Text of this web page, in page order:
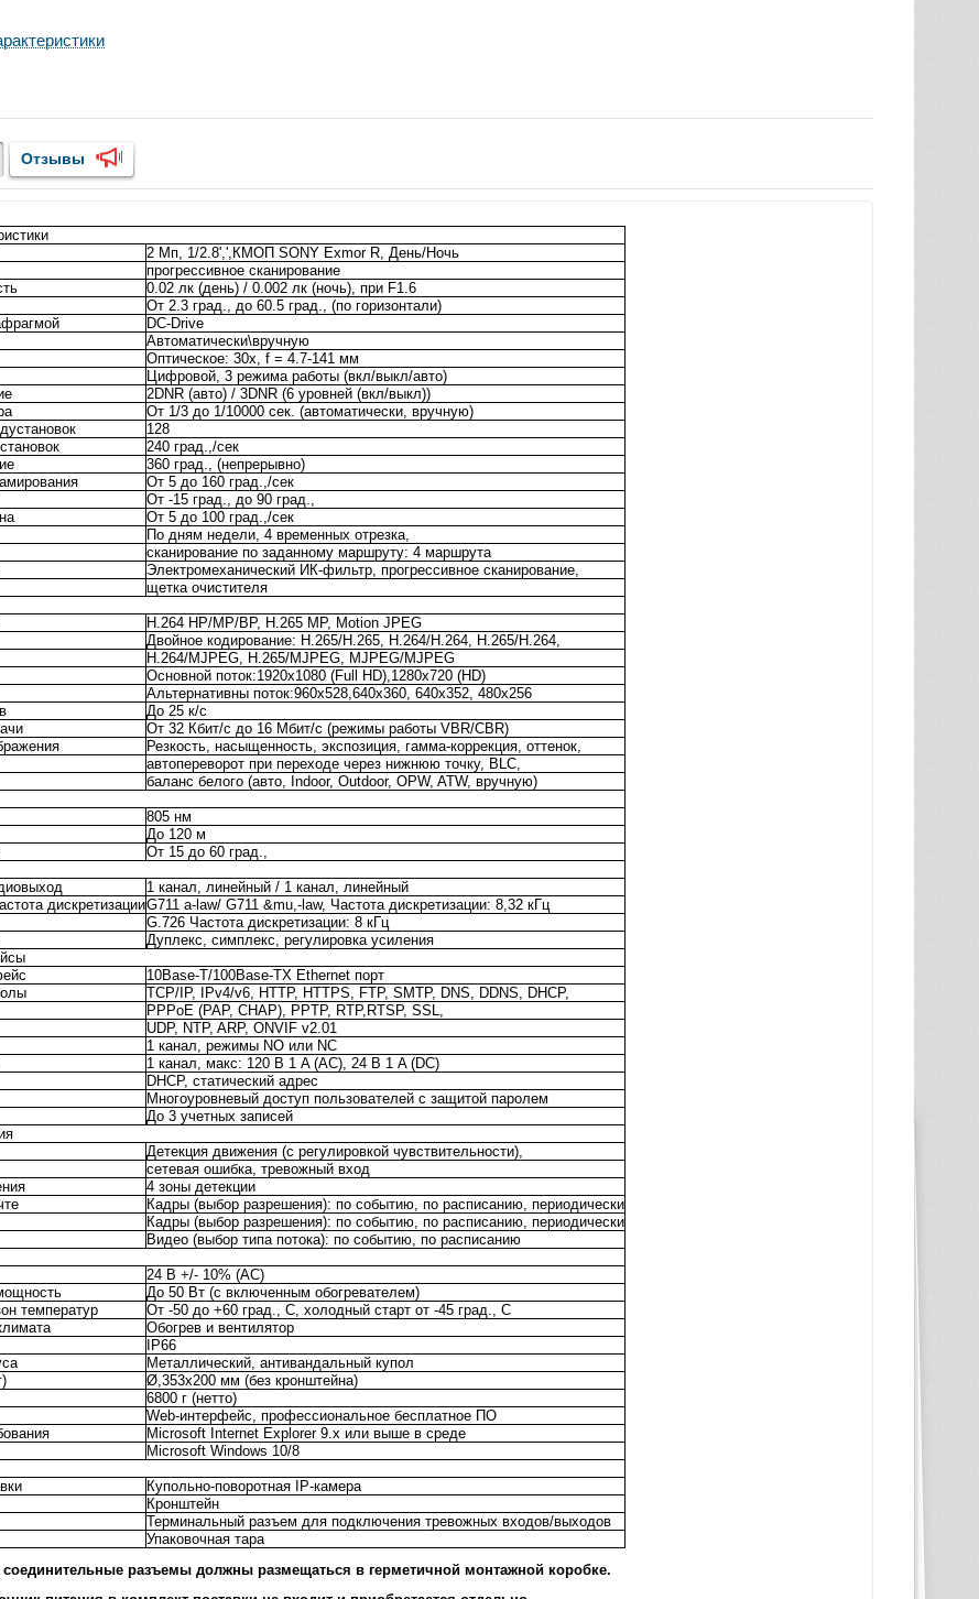
Отзывы
2 Мп, 1/2.8',',КМОП SONY Exmor R, День/Ночь
прогрессивное сканирование
0.02 лк (день) / 0.002 лк (ночь), при F1.6
От 2.3 град., до 60.5 град., (по горизонтали)
DC-Drive
Автоматически\вручную
Оптическое: 30х, f = 4.7-141 мм
Цифровой, 3 режима работы (вкл/выкл/авто)
2DNR (авто) / 3DNR (6 уровней (вкл/выкл))
От 1/3 до 1/10000 сек. (автоматически, вручную)
128
240 град.,/сек
360 град., (непрерывно)
От 5 до 160 град.,/сек
От -15 град., до 90 град.,
От 5 до 100 град.,/сек
По дням недели, 4 временных отрезка,
сканирование по заданному маршруту: 4 маршрута
Электромеханический ИК-фильтр, прогрессивное сканирование,
щетка очистителя
H.264 HP/MP/BP, H.265 MP, Motion JPEG
Двойное кодирование: H.265/H.265, H.264/H.264, H.265/H.264,
H.264/MJPEG, H.265/MJPEG, MJPEG/MJPEG
Основной поток:1920x1080 (Full HD),1280x720 (HD)
Альтернативны поток:960x528,640x360, 640x352, 480x256
До 25 к/с
От 32 Кбит/с до 16 Мбит/с (режимы работы VBR/CBR)
Резкость, насыщенность, экспозиция, гамма-коррекция, оттенок,
автопереворот при переходе через нижнюю точку, BLC,
баланс белого (авто, Indoor, Outdoor, OPW, ATW, вручную)
805 нм
До 120 м
От 15 до 60 град.,
1 канал, линейный / 1 канал, линейный
дискретизацииG711 a-law/ G711 &mu,-law, Частота дискретизации: 8,32 кГц
G.726 Частота дискретизации: 8 кГц
Дуплекс, симплекс, регулировка усиления
10Base-T/100Base-TX Ethernet порт
TCP/IP, IPv4/v6, HTTP, HTTPS, FTP, SMTP, DNS, DDNS, DHCP,
PPPoE (PAP, CHAP), PPTP, RTP,RTSP, SSL,
UDP, NTP, ARP, ONVIF v2.01
1 канал, режимы NO или NC
1 канал, макс: 120 В 1 A (AC), 24 В 1 A (DC)
DHCP, статический адрес
Многоуровневый доступ пользователей с защитой паролем
До 3 учетных записей
Детекция движения (с регулировкой чувствительности),
сетевая ошибка, тревожный вход
4 зоны детекции
Кадры (выбор разрешения): по событию, по расписанию, периодически
Кадры (выбор разрешения): по событию, по расписанию, периодически
Видео (выбор типа потока): по событию, по расписанию
24 В +/- 10% (AC)
До 50 Вт (с включенным обогревателем)
температур
От -50 до +60 град., С, холодный старт от -45 град., С
Обогрев и вентилятор
IP66
Металлический, антивандальный купол
Ø,353х200 мм (без кронштейна)
6800 г (нетто)
Web-интерфейс, профессиональное бесплатное ПО
Microsoft Internet Explorer 9.x или выше в среде
Microsoft Windows 10/8
Купольно-поворотная IP-камера
Кронштейн
Терминальный разъем для подключения тревожных входов/выходов
Упаковочная тара
разъемы должны размещаться в герметичной монтажной коробке.